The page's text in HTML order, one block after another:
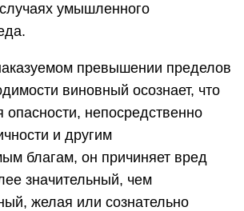
умышленного
превышении пределов
виновный осознает, что
опасности, непосредственно
и другим
благам, он причиняет вред
значительный, чем
желая или сознательно